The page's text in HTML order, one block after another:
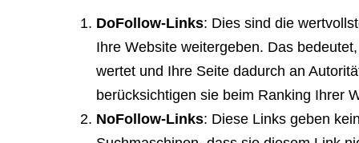
DoFollow-Links: Dies sind die
Ihre Website weitergeben. Das
wertet und Ihre Seite dadurch an
berücksichtigen sie beim Ranking Ihrer
NoFollow-Links: Diese Links geben